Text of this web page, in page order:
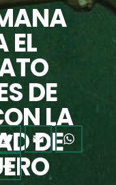
EL
DE
LA
DE